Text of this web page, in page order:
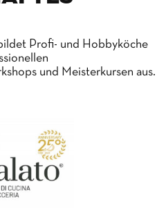
Profi- und Hobbyköche
und Meisterkursen aus.